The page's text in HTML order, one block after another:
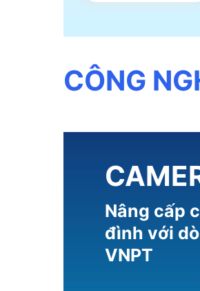
CÔNG
Nâng cấp
đình với
VNPT